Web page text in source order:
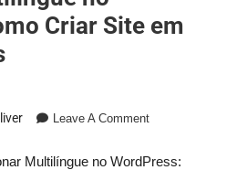
Criar Site em
Leave A Comment
Multilíngue no WordPress: